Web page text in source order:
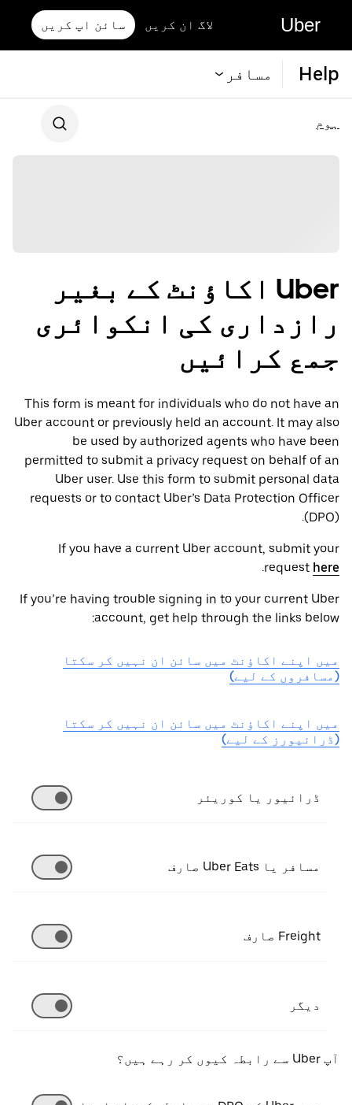
Uber لاگ ان کریں سائن اپ کریں
Help مسافر
ہوم
Uber اکاؤنٹ کے بغیر
رازداری کی انکوائری
جمع کرائیں
This form is meant for individuals who do not have an
Uber account or previously held an account. It may also
be used by authorized agents who have been
permitted to submit a privacy request on behalf of an
Uber user. Use this form to submit personal data
requests or to contact Uber’s Data Protection Officer
(DPO).
If you have a current Uber account, submit your
request here
.
If you’re having trouble signing in to your current Uber
account, get help through the links below:
میں اپنے اکاؤنٹ میں سائن ان نہیں کر سکتا
(مسافروں کے لیے)
میں اپنے اکاؤنٹ میں سائن ان نہیں کر سکتا
(ڈرائیورز کے لیے)
ڈرائیور یا کوریئر
مسافر یا Uber Eats صارف
Freight صارف
دیگر
آپ Uber سے رابطہ کیوں کر رہے ہیں؟